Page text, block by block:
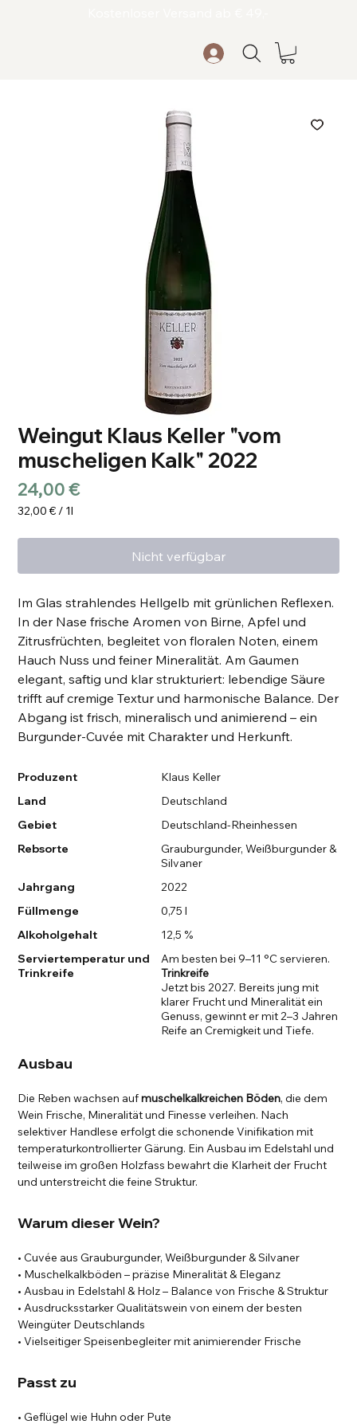
Weingut Klaus Keller "vom
muscheligen Kalk" 2022
24,00 €Preis
32,00 € / 1l
pro
Liter
Nicht verfügbar
Im Glas strahlendes Hellgelb mit grünlichen Reflexen.
In der Nase frische Aromen von Birne, Apfel und
Zitrusfrüchten, begleitet von floralen Noten, einem
Hauch Nuss und feiner Mineralität. Am Gaumen
elegant, saftig und klar strukturiert: lebendige Säure
trifft auf cremige Textur und harmonische Balance. Der
Abgang ist frisch, mineralisch und animierend – ein
Burgunder-Cuvée mit Charakter und Herkunft.
Produzent
Klaus Keller
Land
Deutschland
Gebiet
Deutschland-Rheinhessen
Rebsorte
Grauburgunder, Weißburgunder &
Silvaner
Jahrgang
2022
Füllmenge
0,75 l
Alkoholgehalt
12,5 %
Serviertemperatur und
Trinkreife
Am besten bei 9–11 °C servieren.
Trinkreife
Jetzt bis 2027. Bereits jung mit
klarer Frucht und Mineralität ein
Genuss, gewinnt er mit 2–3 Jahren
Reife an Cremigkeit und Tiefe.
Ausbau
Die Reben wachsen aufmuschelkalkreichen Böden, die dem
Wein Frische, Mineralität und Finesse verleihen. Nach
selektiver Handlese erfolgt die schonende Vinifikation mit
temperaturkontrollierter Gärung. Ein Ausbau im Edelstahl und
teilweise im großen Holzfass bewahrt die Klarheit der Frucht
und unterstreicht die feine Struktur.
Warum dieser Wein?
• Cuvée aus Grauburgunder, Weißburgunder & Silvaner
• Muschelkalkböden – präzise Mineralität & Eleganz
• Ausbau in Edelstahl & Holz – Balance von Frische & Struktur
• Ausdrucksstarker Qualitätswein von einem der besten
Weingüter Deutschlands
• Vielseitiger Speisenbegleiter mit animierender Frische
Passt zu
• Geflügel wie Huhn oder Pute